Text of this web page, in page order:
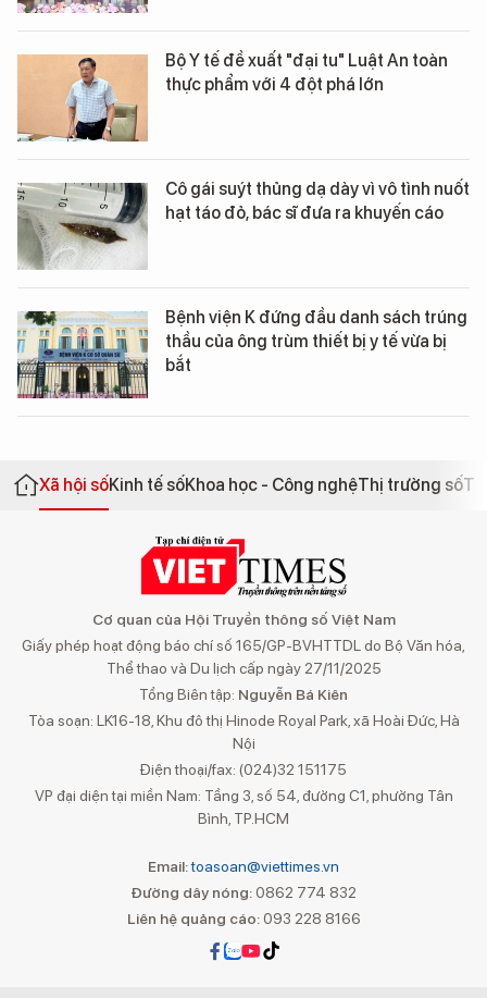
Bộ Y tế đề xuất "đại tu" Luật An toàn
thực phẩm với 4 đột phá lớn
Cô gái suýt thủng dạ dày vì vô tình nuốt
hạt táo đỏ, bác sĩ đưa ra khuyến cáo
Bệnh viện K đứng đầu danh sách trúng
thầu của ông trùm thiết bị y tế vừa bị
bắt
Xã hội sốKinh tế sốKhoa học - Công nghệThị trường số
Cơ quan của Hội Truyền thông số Việt Nam
Giấy phép hoạt động báo chí số 165/GP-BVHTTDL do Bộ Văn hóa,
Thể thao và Du lịch cấp ngày 27/11/2025
Tổng Biên tập: Nguyễn Bá Kiên
Tòa soạn: LK16-18, Khu đô thị Hinode Royal Park, xã Hoài Đức, Hà
Nội
Điện thoại/fax: (024)32 151175
VP đại diện tại miền Nam: Tầng 3, số 54, đường C1, phường Tân
Bình, TP.HCM
Email:toasoan@viettimes.vn
Đường dây nóng: 0862 774 832
Liên hệ quảng cáo:093 228 8166